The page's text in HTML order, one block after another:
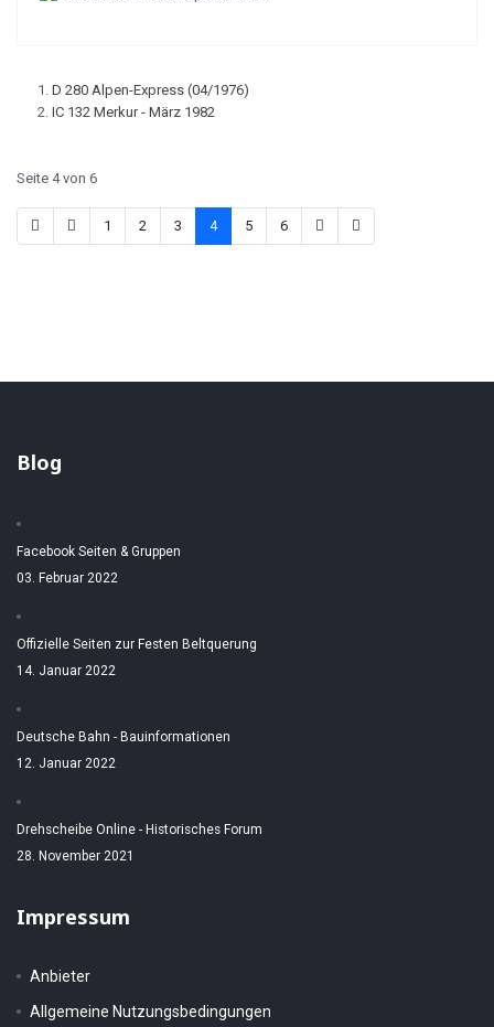
D 280 Alpen-Express (04/1976)
IC 132 Merkur - März 1982
Seite 4 von 6
1 2 3 4 5 6
Blog
Facebook Seiten & Gruppen
03. Februar 2022
Offizielle Seiten zur Festen Beltquerung
14. Januar 2022
Deutsche Bahn - Bauinformationen
12. Januar 2022
Drehscheibe Online - Historisches Forum
28. November 2021
Impressum
Anbieter
Allgemeine Nutzungsbedingungen